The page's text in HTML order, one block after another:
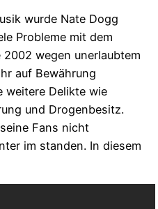
wurde Nate Dogg
Probleme mit dem
wegen unerlaubtem
auf Bewährung
weitere Delikte wie
und Drogenbesitz.
Fans nicht
im standen. In diesem